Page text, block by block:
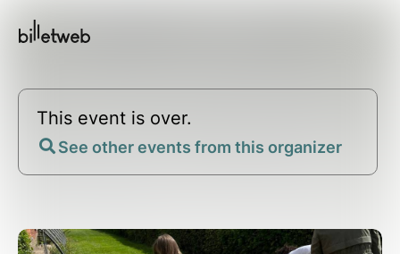
This event is over.
See other events from this organizer